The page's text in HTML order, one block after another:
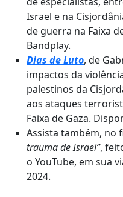
Israel e na
de guerra na Faixa
Bandplay.
Dias de Luto, de
impactos da
palestinos da
aos ataques
Faixa de Gaza.
Assista também, no
trauma de Israel”,
o YouTube, em sua
2024.